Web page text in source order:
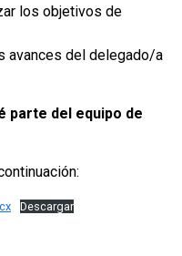
los objetivos de
avances del delegado/a
parte del equipo de
Descargar